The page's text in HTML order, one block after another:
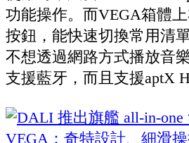
功能操作。而VEGA箱體
按鈕，能快速切換常用清
不想透過網路方式播放音
支援藍牙，而且支援aptX